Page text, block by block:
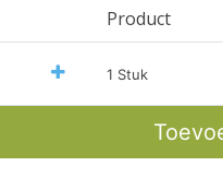
Product
1 Stuk